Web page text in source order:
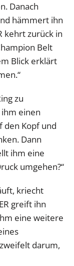
Danach
hämmert ihn
kehrt zurück in
Belt
Blick erklärt
zu
ihm einen
den Kopf und
Dann
ihm eine
umgehen?“
kriecht
greift ihn
eine weitere
darum,